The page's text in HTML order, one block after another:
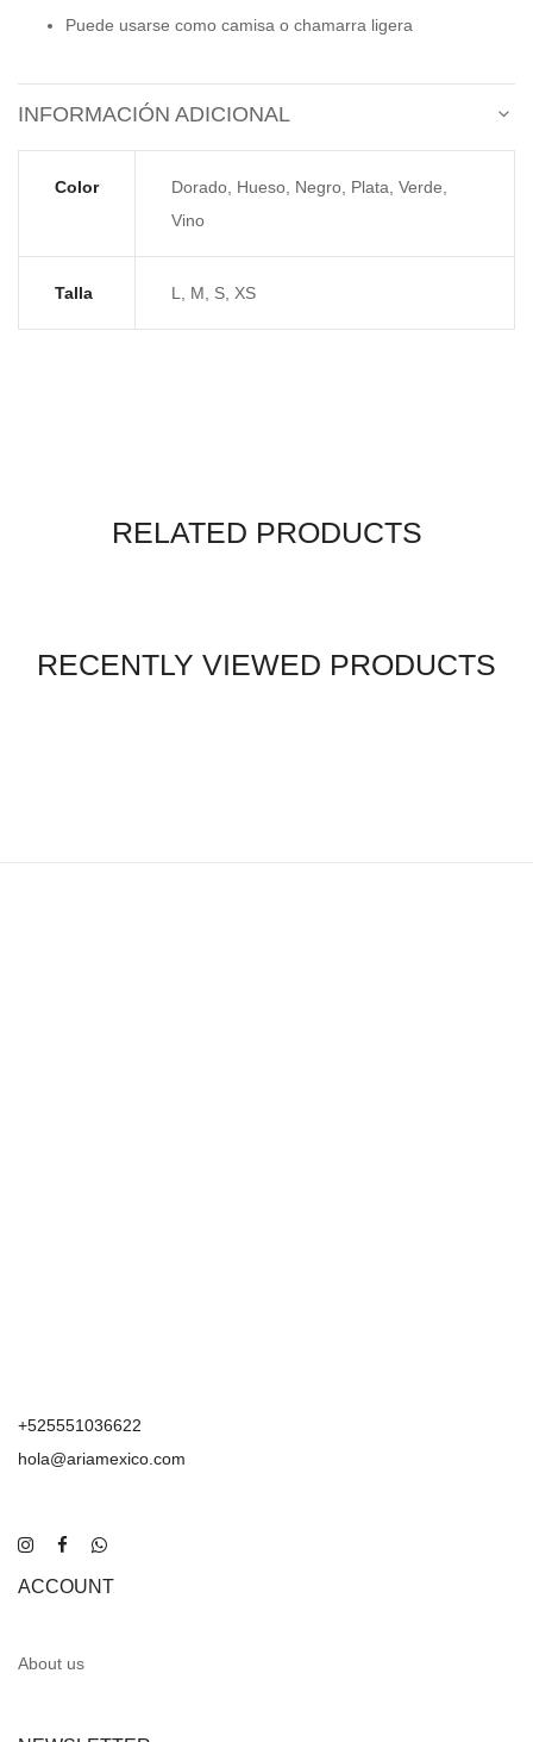
Puede usarse como camisa o chamarra ligera
INFORMACIÓN ADICIONAL
Color
Dorado, Hueso, Negro, Plata, Verde,
Vino
Talla L, M, S, XS
RELATED PRODUCTS
RECENTLY VIEWED PRODUCTS
+525551036622
hola@ariamexico.com
ACCOUNT
About us